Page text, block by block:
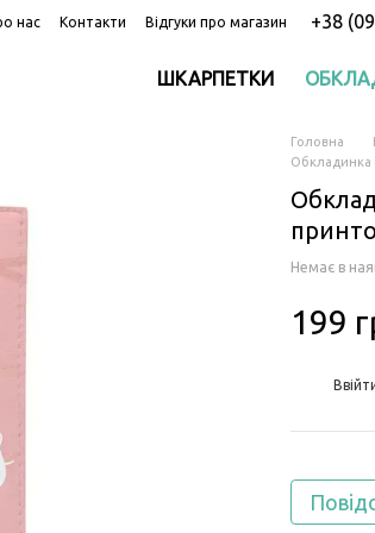
нас Контакти Відгуки про магазин +38
ШКАРПЕТКИ
Головна
Обкладинка
Немає в
199